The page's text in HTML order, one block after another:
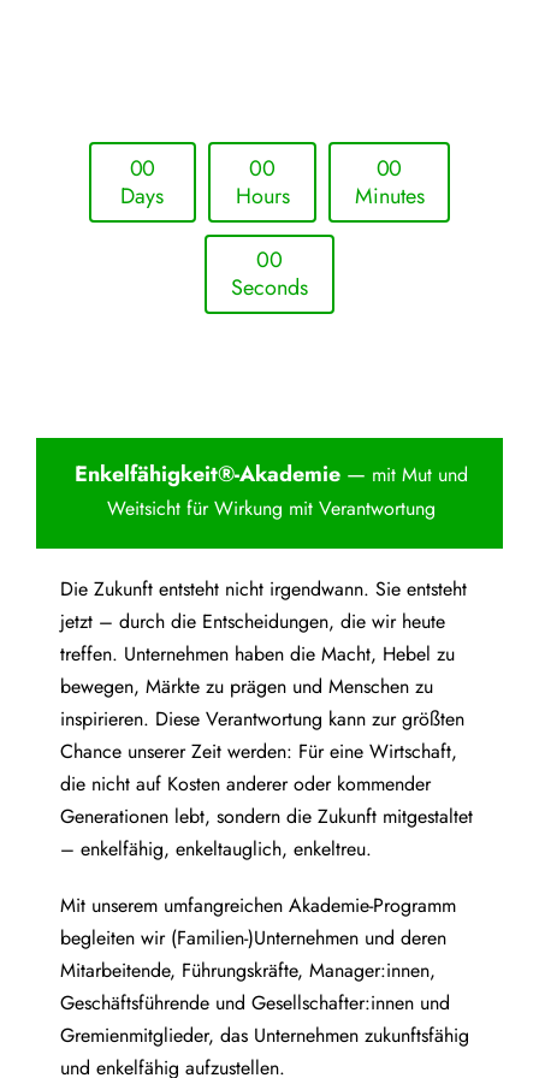
00
Days
00
Hours
00
Minutes
00
Seconds
Enkelfähigkeit®-Akademie— mit Mut und
Weitsicht für Wirkung mit Verantwortung
Die Zukunft entsteht nicht irgendwann. Sie entsteht
jetzt – durch die Entscheidungen, die wir heute
treffen. Unternehmen haben die Macht, Hebel zu
bewegen, Märkte zu prägen und Menschen zu
inspirieren. Diese Verantwortung kann zur größten
Chance unserer Zeit werden: Für eine Wirtschaft,
die nicht auf Kosten anderer oder kommender
Generationen lebt, sondern die Zukunft mitgestaltet
– enkelfähig, enkeltauglich, enkeltreu.
Mit unserem umfangreichen Akademie-Programm
begleiten wir (Familien-)Unternehmen und deren
Mitarbeitende, Führungskräfte, Manager:innen,
Geschäftsführende und Gesellschafter:innen und
Gremienmitglieder, das Unternehmen zukunftsfähig
und enkelfähig aufzustellen.